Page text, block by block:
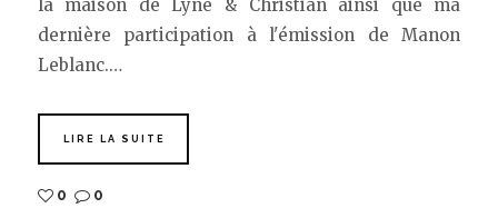
la maison de Lyne & Christian ainsi que ma
dernière participation à l'émission de Manon
Leblanc.…
LIRE LA SUITE
0 0